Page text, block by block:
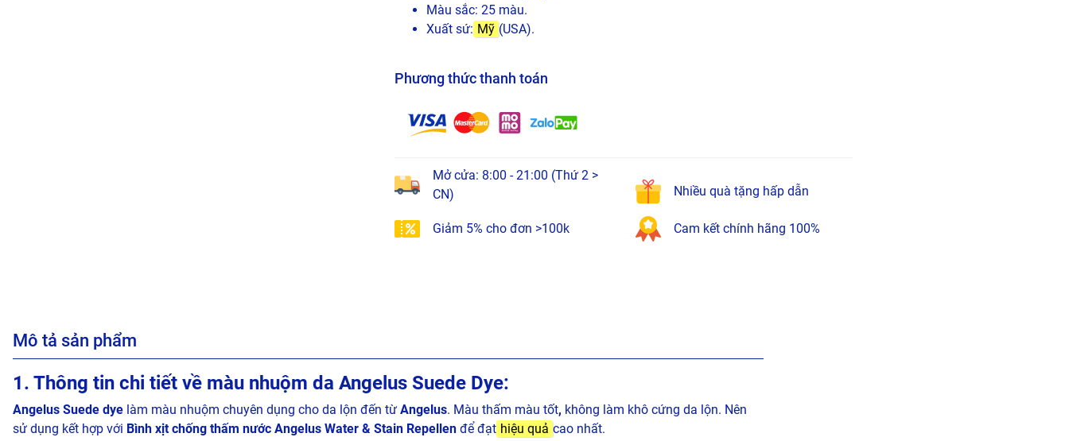
Màu sắc: 25 màu.
Xuất sứ: Mỹ (USA).
Phương thức thanh toán
Mở cửa: 8:00 - 21:00 (Thứ 2 >
CN)
Nhiều quà tặng hấp dẫn
Giảm 5% cho đơn >100k Cam kết chính hãng 100%
Mô tả sản phẩm
1. Thông tin chi tiết về màu nhuộm da Angelus Suede Dye:
Angelus Suede dye làm màu nhuộm chuyên dụng cho da lộn đến từ Angelus. Màu thấm màu tốt, không làm khô cứng da lộn. Nên
sử dụng kết hợp với Bình xịt chống thấm nước Angelus Water & Stain Repellen để đạt hiệu quả cao nhất.